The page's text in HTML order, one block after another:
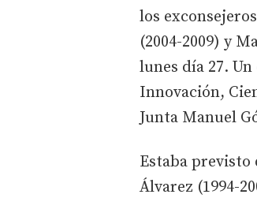
los
(2004-2009) y
lunes día 27.
Innovación,
Junta Manuel
Estaba previsto
Álvarez (1994-